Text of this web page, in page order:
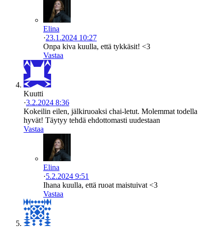
Elina
·23.1.2024 10:27
Onpa kiva kuulla, että tykkäsit! <3
Vastaa
Kuutti
·3.2.2024 8:36
Kokeilin eilen, jälkiruoaksi chai-letut. Molemmat todella
hyvät! Täytyy tehdä ehdottomasti uudestaan
Vastaa
Elina
·5.2.2024 9:51
Ihana kuulla, että ruoat maistuivat <3
Vastaa